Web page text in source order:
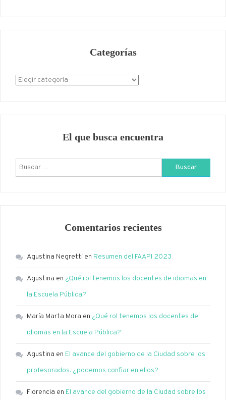
Categorías
Categorías
El que busca encuentra
Buscar:
Comentarios recientes
Agustina Negretti en Resumen del FAAPI 2023
Agustina en ¿Qué rol tenemos los docentes de idiomas en
la Escuela Pública?
María Marta Mora en ¿Qué rol tenemos los docentes de
idiomas en la Escuela Pública?
Agustina en El avance del gobierno de la Ciudad sobre los
profesorados. ¿podemos confiar en ellos?
Florencia en El avance del gobierno de la Ciudad sobre los